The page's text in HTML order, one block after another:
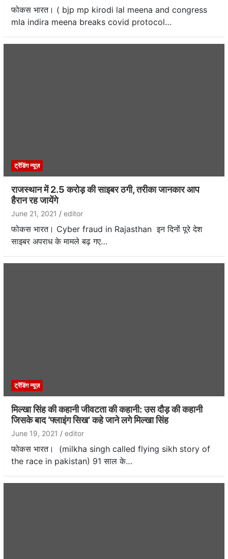
फोकस भारत। ( bjp mp kirodi lal meena and congress
mla indira meena breaks covid protocol…
ट्रेंडिंग न्यूज़
राजस्थान में 2.5 करोड़ की साइबर ठगी, तरीका जानकार आप
हैरान रह जायेंगे
June 21, 2021 editor
फोकस भारत। Cyber fraud in Rajasthan इन दिनों पूरे देश
साइबर अपराध के मामले बढ़ गए…
ट्रेंडिंग न्यूज़
मिल्खा सिंह की कहानी जीवटता की कहानी: उस दौड़ की कहानी
जिसके बाद ‘फ्लाइंग सिख’ कहे जाने लगे मिल्खा सिंह
June 19, 2021 editor
फोकस भारत। (milkha singh called flying sikh story of
the race in pakistan) 91 साल के…